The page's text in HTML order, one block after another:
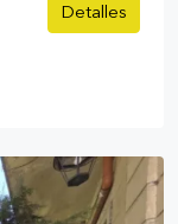
Detalles